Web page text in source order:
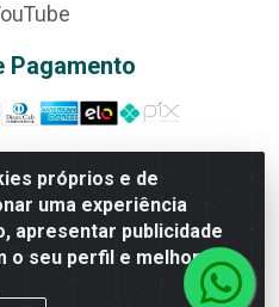
próprios e de
uma experiência
apresentar publicidade
o seu perfil e melhorar a
Pagamento
nº 3860, Jardim das
GO - CEP 75070-415 -
0002-24